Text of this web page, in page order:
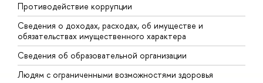
Противодействие коррупции
Сведения о доходах, расходах, об имуществе и
обязательствах имущественного характера
Сведения об образовательной организации
Людям с ограниченными возможностями здоровья